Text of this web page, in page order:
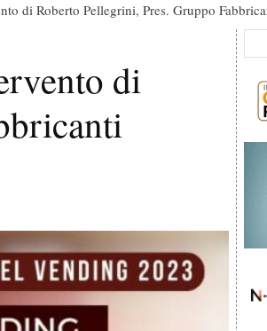
di Roberto Pellegrini, Pres. Gruppo
di